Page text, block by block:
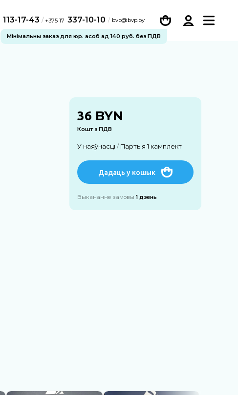
113-17-43 / +375 17 337-10-10 bvp@bvp.by
Мінімальны заказ для юр. асоб ад 140 руб. без ПДВ
36 BYN
Кошт з ПДВ
У наяўнасці/ Партыя 1 камплект
Дадаць у кошык
Выкананне замовы1 дзень